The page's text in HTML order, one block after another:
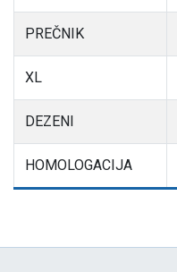
PREČNIK
XL
DEZENI
HOMOLOGACIJA